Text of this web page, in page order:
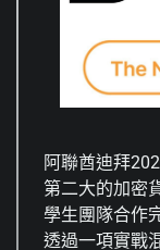
阿聯酋迪拜
第二大的加密
學生團隊合作
透過一項實戰